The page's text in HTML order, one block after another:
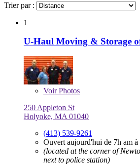
Trier par :
1
U-Haul Moving & Storage
VoirPhotos
250 Appleton St
Holyoke, MA 01040
(413) 539-9261
Ouvert aujourd'hui de 7h am à
(located at the corner of
next to police station)